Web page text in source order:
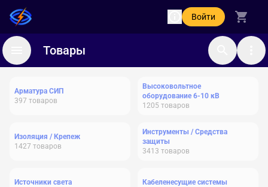
Войти
Товары
Арматура СИП
397 товаров
Высоковольтное
оборудование 6-10 кВ
1205 товаров
Изоляция / Крепеж
1427 товаров
Инструменты / Средства
защиты
3413 товаров
Источники света
Кабеленесущие системы